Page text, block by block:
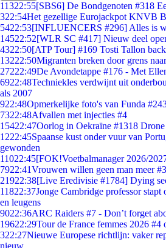
11322:55[SBS6] De Bondgenoten #318
322:54Het gezellige Eurojackpot KNVB
5422:53[INFLUENCERS #296] Alles is
14522:52[WLR SC #417] Nieuw deel
4322:50[ATP Tour] #169 Tosti Tallon
13222:50Migranten breken door grens
27222:49De Avondetappe #176 - Met
6922:48Techniekles verdwijnt uit
als 2007
922:48Opmerkelijke foto's van Funda
7322:48Afvallen met injecties #4
15422:47Oorlog in Oekraïne #1318
1222:45Spaanse kust onder vuur van
gewonden
11022:45[FOK!Voetbalmanager 2026/
7922:41Vrouwen willen geen man meer
21922:38[Live Eredivisie #1784] Dying
11822:37Jonge Cambridge professor stapt
en leugens
9022:36ARC Raiders #7 - Don’t forget
19622:29Tour de France femmes 2026 #4
322:27Nieuwe Europese richtlijn: vaker
nieuw